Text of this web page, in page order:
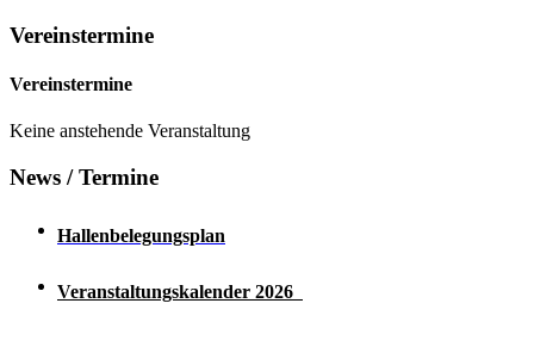
Vereinstermine
Vereinstermine
Keine anstehende Veranstaltung
News / Termine
Hallenbelegungsplan
Veranstaltungskalender 2026